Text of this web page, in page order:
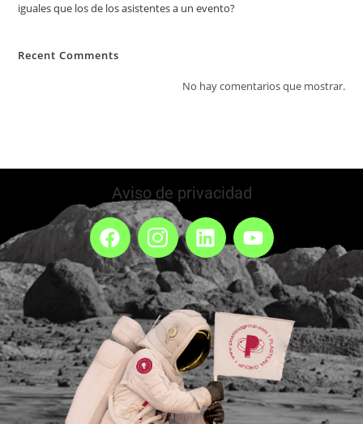
iguales que los de los asistentes a un evento?
Recent Comments
No hay comentarios que mostrar.
Aviso de privacidad